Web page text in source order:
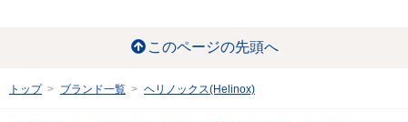
このページの先頭へ
トップ ブランド一覧 ヘリノックス(Helinox)